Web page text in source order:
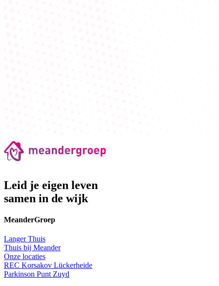
Leid je eigen leven
samen in de wijk
MeanderGroep
Langer Thuis
Thuis bij Meander
Onze locaties
REC Korsakov Lückerheide
Parkinson Punt Zuyd